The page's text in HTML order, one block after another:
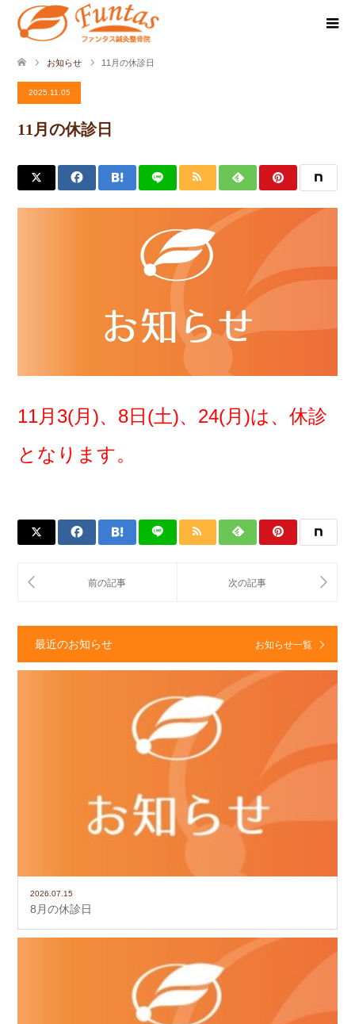
お知らせ 11月の休診日
2025.11.05
11月の休診日
11月 3(月)、8日(土)、24(月)は、休診
となります。
最近のお知らせ お知らせ一覧
2026.07.15
8月の休診日